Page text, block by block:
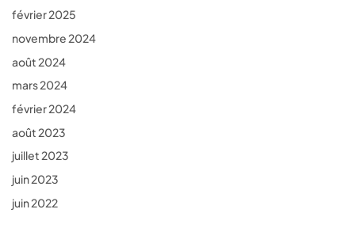
février 2025
novembre 2024
août 2024
mars 2024
février 2024
août 2023
juillet 2023
juin 2023
juin 2022